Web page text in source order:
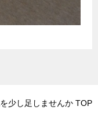
少し足しませんか TOP